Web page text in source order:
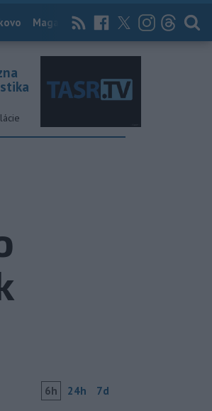
Magazín News Now Archív
6h 24h 7d